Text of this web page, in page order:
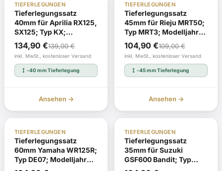
TIEFERLEGUNGEN
Tieferlegungssatz
40mm für Aprilia RX125,
SX125; Typ KX;
Modelljahr 2018 EG-BE
e11*168/2013*00295*
mit ABE
139,00€
Ursprünglicher
Preis
war:
139,00 €
134,90 €
Aktueller
Preis
ist:
134,90 €.
inkl. MwSt., kostenloser Versand
height -40 mm Tieferlegung
Ansehen →
TIEFERLEGUNGEN
Tieferlegungssatz
45mm für Rieju MRT50;
Typ MRT3; Modelljahr
2018 EG-BE
e11*168/2013*00277*
mit ABE
109,00€
Ursprünglicher
Preis
war:
109,00 €
104,90 €
Aktueller
Preis
ist:
104,90 €.
inkl. MwSt., kostenloser Versand
height -45 mm Tieferlegung
Ansehen →
TIEFERLEGUNGEN
Tieferlegungssatz
60mm Yamaha WR125R;
Typ DE07; Modelljahr
2009 EG-BE
TIEFERLEGUNGEN
Tieferlegungssatz
35mm für Suzuki
GSF600 Bandit; Typ
GN77B; ab Modelljahr